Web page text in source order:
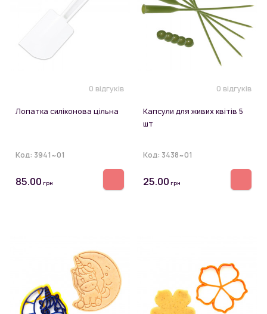
0 відгуків
Лопатка силіконова цільна
Код: 3941~01
85.00 грн
0 відгуків
Капсули для живих квітів 5
шт
Код: 3438~01
25.00 грн